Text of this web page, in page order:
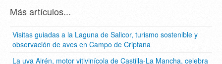
Más artículos...
Visitas guiadas a la Laguna de Salicor, turismo sostenible y
observación de aves en Campo de Criptana
La uva Airén, motor vitivinícola de Castilla-La Mancha, celebra